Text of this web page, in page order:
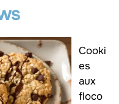
Cooki
es
aux
floco